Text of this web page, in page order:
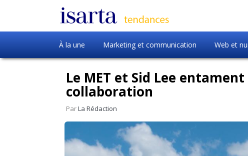
À la une Marketing et communication Web et
Le MET et Sid Lee
collaboration
ParLa Rédaction